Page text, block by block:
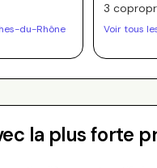
du-Rhône
3
Voir tous
la plus forte